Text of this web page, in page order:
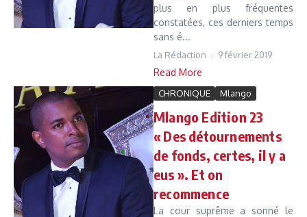
plus en plus fréquentes
constatées, ces derniers temps
sans é...
La Rédaction 9 février 2019
Read More
CHRONIQUE Mlango
Mlango Edition 23
« Des détournements
de fonds, certes, il y a
eus ». Et on
recommence
La cour suprême a sonné le